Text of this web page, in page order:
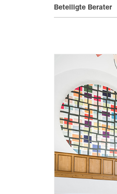
Beteiligte Berater